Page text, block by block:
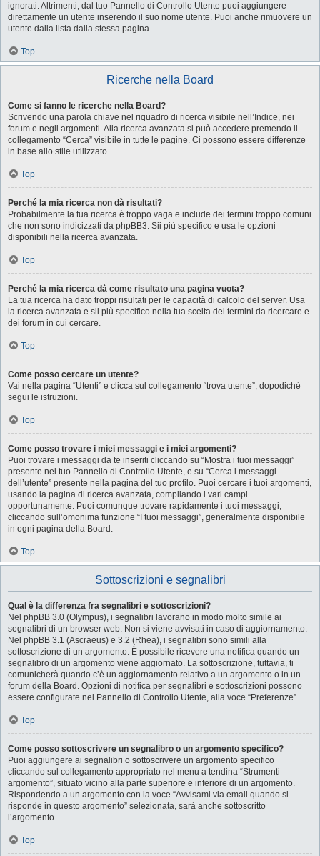
ignorati. Altrimenti, dal tuo Pannello di Controllo Utente puoi aggiungere
direttamente un utente inserendo il suo nome utente. Puoi anche rimuovere un
utente dalla lista dalla stessa pagina.
Top
Ricerche nella Board
Come si fanno le ricerche nella Board?
Scrivendo una parola chiave nel riquadro di ricerca visibile nell’Indice, nei
forum e negli argomenti. Alla ricerca avanzata si può accedere premendo il
collegamento “Cerca” visibile in tutte le pagine. Ci possono essere differenze
in base allo stile utilizzato.
Top
Perché la mia ricerca non dà risultati?
Probabilmente la tua ricerca è troppo vaga e include dei termini troppo comuni
che non sono indicizzati da phpBB3. Sii più specifico e usa le opzioni
disponibili nella ricerca avanzata.
Top
Perché la mia ricerca dà come risultato una pagina vuota?
La tua ricerca ha dato troppi risultati per le capacità di calcolo del server. Usa
la ricerca avanzata e sii più specifico nella tua scelta dei termini da ricercare e
dei forum in cui cercare.
Top
Come posso cercare un utente?
Vai nella pagina “Utenti” e clicca sul collegamento “trova utente”, dopodiché
segui le istruzioni.
Top
Come posso trovare i miei messaggi e i miei argomenti?
Puoi trovare i messaggi da te inseriti cliccando su “Mostra i tuoi messaggi”
presente nel tuo Pannello di Controllo Utente, e su “Cerca i messaggi
dell’utente” presente nella pagina del tuo profilo. Puoi cercare i tuoi argomenti,
usando la pagina di ricerca avanzata, compilando i vari campi
opportunamente. Puoi comunque trovare rapidamente i tuoi messaggi,
cliccando sull’omonima funzione “I tuoi messaggi”, generalmente disponibile
in ogni pagina della Board.
Top
Sottoscrizioni e segnalibri
Qual è la differenza fra segnalibri e sottoscrizioni?
Nel phpBB 3.0 (Olympus), i segnalibri lavorano in modo molto simile ai
segnalibri di un browser web. Non si viene avvisati in caso di aggiornamento.
Nel phpBB 3.1 (Ascraeus) e 3.2 (Rhea), i segnalibri sono simili alla
sottoscrizione di un argomento. È possibile ricevere una notifica quando un
segnalibro di un argomento viene aggiornato. La sottoscrizione, tuttavia, ti
comunicherà quando c’è un aggiornamento relativo a un argomento o in un
forum della Board. Opzioni di notifica per segnalibri e sottoscrizioni possono
essere configurate nel Pannello di Controllo Utente, alla voce “Preferenze”.
Top
Come posso sottoscrivere un segnalibro o un argomento specifico?
Puoi aggiungere ai segnalibri o sottoscrivere un argomento specifico
cliccando sul collegamento appropriato nel menu a tendina “Strumenti
argomento”, situato vicino alla parte superiore e inferiore di un argomento.
Rispondendo a un argomento con la voce “Avvisami via email quando si
risponde in questo argomento” selezionata, sarà anche sottoscritto
l’argomento.
Top